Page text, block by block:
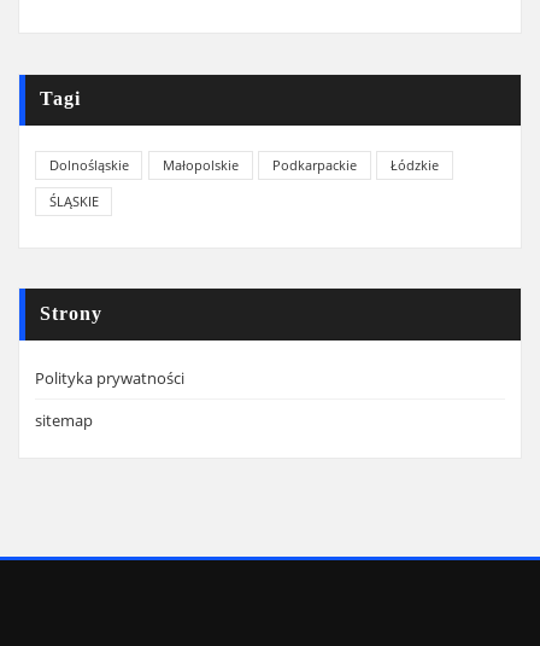
Tagi
Dolnośląskie Małopolskie Podkarpackie
Łódzkie
ŚLĄSKIE
Strony
Polityka prywatności
sitemap